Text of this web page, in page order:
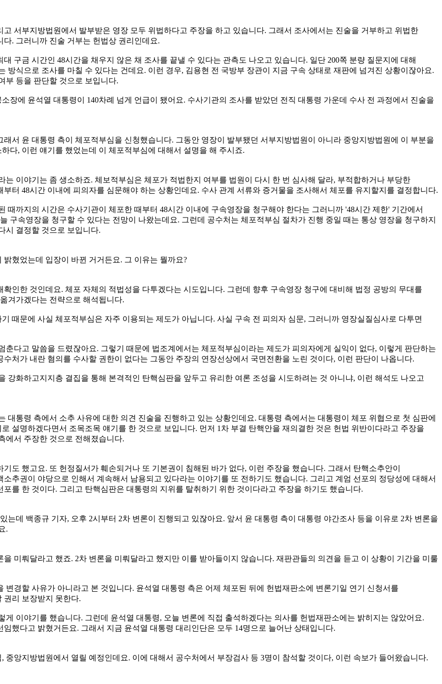
서부지방법원에서 발부받은 영장 모두 위법하다고 주장을 하고 있습니다. 그래서 조사에서는 진술을 거부하고 위법한
. 그러니까 진술 거부는 헌법상 권리인데요.
구금 시간인 48시간을 채우지 않은 채 조사를 끝낼 수 있다는 관측도 나오고 있습니다. 일단 200쪽 분량 질문지에 대해
방식으로 조사를 마칠 수 있다는 건데요. 이런 경우, 김용현 전 국방부 장관이 지금 구속 상태로 재판에 넘겨진 상황이잖아요.
부 등을 판단할 것으로 보입니다.
장에 윤석열 대통령이 140차례 넘게 언급이 됐어요. 수사기관의 조사를 받았던 전직 대통령 가운데 수사 전 과정에서 진술을
서 윤 대통령 측이 체포적부심을 신청했습니다. 그동안 영장이 발부됐던 서부지방법원이 아니라 중앙지방법원에 이 부분을
다, 이런 얘기를 했었는데 이 체포적부심에 대해서 설명을 해 주시죠.
이야기는 좀 생소하죠. 체보적부심은 체포가 적법한지 여부를 법원이 다시 한 번 심사해 달라, 부적합하거나 부당한
터 48시간 이내에 피의자를 심문해야 하는 상황인데요. 수사 관계 서류와 증거물을 조사해서 체포를 유지할지를 결정합니다.
때까지의 시간은 수사기관이 체포한 때부터 48시간 이내에 구속영장을 청구해야 한다는 그러니까 '48시간 제한' 기간에서
구속영장을 청구할 수 있다는 전망이 나왔는데요. 그런데 공수처는 체포적부심 절차가 진행 중일 때는 통상 영장을 청구하지
시 결정할 것으로 보입니다.
혔었는데 입장이 바뀐 거거든요. 그 이유는 뭘까요?
인한 것인데요. 체포 자체의 적법성을 다투겠다는 시도입니다. 그런데 향후 구속영장 청구에 대비해 법정 공방의 무대를
겨가겠다는 전략으로 해석됩니다.
때문에 사실 체포적부심은 자주 이용되는 제도가 아닙니다. 사실 구속 전 피의자 심문, 그러니까 영장실질심사로 다투면
다고 말씀을 드렸잖아요. 그렇기 때문에 법조계에서는 체포적부심이라는 제도가 피의자에게 실익이 없다, 이렇게 판단하는
처가 내란 혐의를 수사할 권한이 없다는 그동안 주장의 연장선상에서 국면전환을 노린 것이다, 이런 판단이 나옵니다.
강화하고지지층 결집을 통해 본격적인 탄핵심판을 앞두고 유리한 여론 조성을 시도하려는 것 아니냐, 이런 해석도 나오고
대통령 측에서 소추 사유에 대한 의견 진술을 진행하고 있는 상황인데요. 대통령 측에서는 대통령이 체포 위협으로 첫 심판에
설명하겠다면서 조목조목 얘기를 한 것으로 보입니다. 먼저 1차 부결 탄핵안을 재의결한 것은 헌법 위반이다라고 주장을
에서 주장한 것으로 전해졌습니다.
도 했고요. 또 헌정질서가 훼손되거나 또 기본권이 침해된 바가 없다, 이런 주장을 했습니다. 그래서 탄핵소추안이
추권이 야당으로 인해서 계속해서 남용되고 있다라는 이야기를 또 전하기도 했습니다. 그리고 계엄 선포의 정당성에 대해서
를 한 것이다. 그리고 탄핵심판은 대통령의 지위를 탈취하기 위한 것이다라고 주장을 하기도 했습니다.
는데 백종규 기자, 오후 2시부터 2차 변론이 진행되고 있잖아요. 앞서 윤 대통령 측이 대통령 야간조사 등을 이유로 2차 변론을
.
미뤄달라고 했죠. 2차 변론을 미뤄달라고 했지만 이를 받아들이지 않습니다. 재판관들의 의견을 듣고 이 상황이 기간을 미룰
경할 사유가 아니라고 본 것입니다. 윤석열 대통령 측은 어제 체포된 뒤에 헌법재판소에 변론기일 연기 신청서를
권리 보장받지 못한다.
이야기를 했습니다. 그런데 윤석열 대통령, 오늘 변론에 직접 출석하겠다는 의사를 헌법재판소에는 밝히지는 않았어요.
했다고 밝혔거든요. 그래서 지금 윤석열 대통령 대리인단은 모두 14명으로 늘어난 상태입니다.
앙지방법원에서 열릴 예정인데요. 이에 대해서 공수처에서 부장검사 등 3명이 참석할 것이다, 이런 속보가 들어왔습니다.